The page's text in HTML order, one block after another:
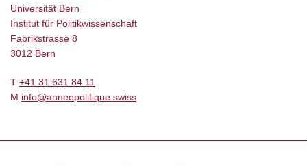
Universität Bern
Institut für Politikwissenschaft
Fabrikstrasse 8
3012 Bern
T +41 31 631 84 11
M info@anneepolitique.swiss